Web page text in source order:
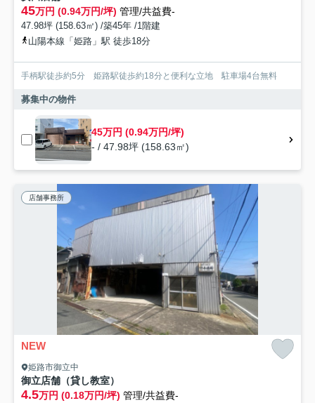
45万円 (0.94万円/坪) 管理/共益費-
47.98坪 (158.63㎡) /築45年 /1階建
山陽本線「姫路」駅 徒歩18分
手柄駅徒歩約5分 姫路駅徒歩約18分と便利な立地 駐車場4台無料
募集中の物件
45万円 (0.94万円/坪)
- / 47.98坪 (158.63㎡)
店舗事務所
NEW
姫路市御立中
御立店舗（貸し教室）
4.5万円 (0.18万円/坪) 管理/共益費-